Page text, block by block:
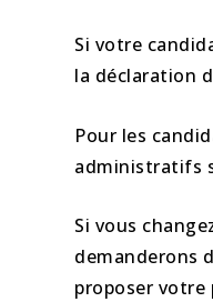
Si votre
la déclaration
Pour les
administratifs
Si vous
demanderons
proposer votre